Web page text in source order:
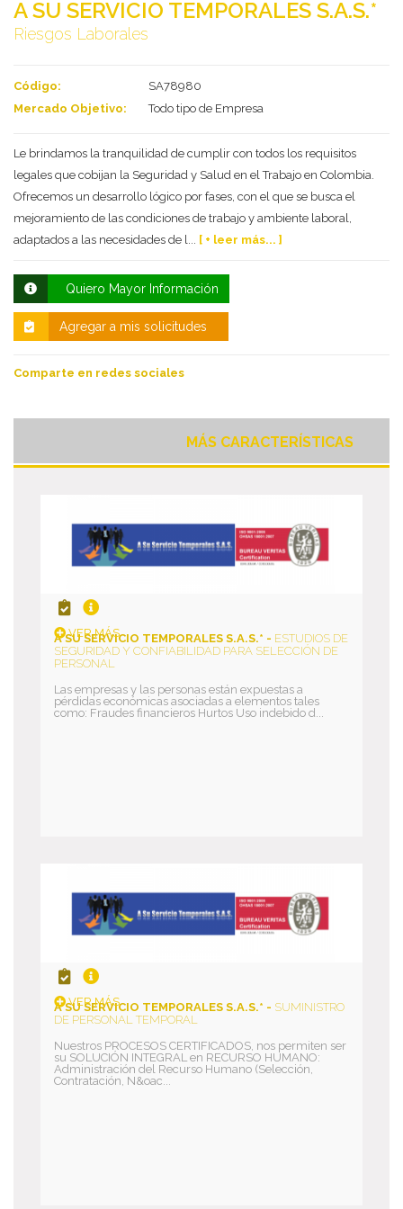
Deseo recibir información de otros Productos /
Servicios similares al solicitado
política de tratamiento datos personales.
A SU SERVICIO TEMPORALES S.A.S.*
Riesgos Laborales
Código:
SA78980
Mercado Objetivo:
Todo tipo de Empresa
Le brindamos la tranquilidad de cumplir con todos los requisitos
legales que cobijan la Seguridad y Salud en el Trabajo en Colombia.
Ofrecemos un desarrollo lógico por fases, con el que se busca el
mejoramiento de las condiciones de trabajo y ambiente laboral,
adaptados a las necesidades de l... [ + leer más... ]
Quiero Mayor Información
Agregar a mis solicitudes
Comparte en redes sociales
MÁS CARACTERÍSTICAS
VER MÁS
A SU SERVICIO TEMPORALES S.A.S.* - ESTUDIOS DE
SEGURIDAD Y CONFIABILIDAD PARA SELECCIÓN DE
PERSONAL
Las empresas y las personas están expuestas a
pérdidas económicas asociadas a elementos tales
como: Fraudes financieros Hurtos Uso indebido d...
VER MÁS
A SU SERVICIO TEMPORALES S.A.S.* - SUMINISTRO
DE PERSONAL TEMPORAL
Nuestros PROCESOS CERTIFICADOS, nos permiten ser
su SOLUCIÓN INTEGRAL en RECURSO HUMANO:
Administración del Recurso Humano (Selección,
Contratación, N&oac...